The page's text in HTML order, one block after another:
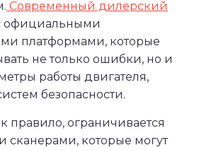
Современный дилерский
официальными
платформами, которые
не только ошибки, но и
работы двигателя,
безопасности.
правило, ограничивается
сканерами, которые могут